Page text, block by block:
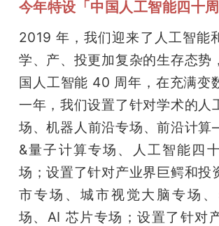
今年特设「中国人工智能四十周
2019 年，我们迎来了人工智能
学、产、投更加复杂的生存态势
国人工智能 40 周年，在充满变
一年，我们设置了针对学术的人
场、机器人前沿专场、前沿计
&量子计算专场、人工智能四
场；设置了针对产业界巨鳄和投
市专场、城市视觉大脑专场、
场、AI 芯片专场；设置了针对